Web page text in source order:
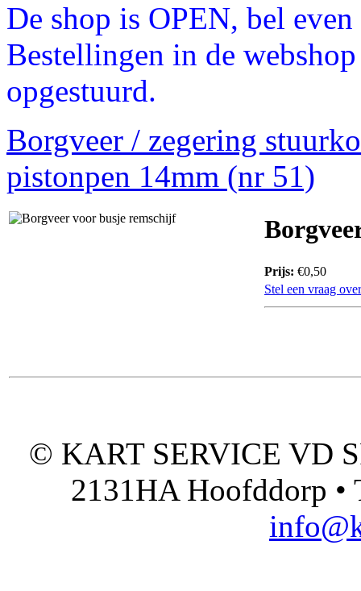
De shop is OPEN, bel
Bestellingen in de
opgestuurd.
Borgveer / zegering
pistonpen 14mm (nr 51)
Prijs: €0,50
Stel een vraag
© KART SERVICE VD
2131HA Hoofddorp •